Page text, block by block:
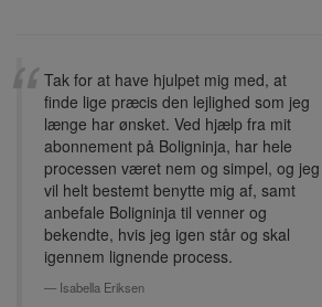
Tak for at have hjulpet mig med, at
finde lige præcis den lejlighed som jeg
længe har ønsket. Ved hjælp fra mit
abonnement på Boligninja, har hele
processen været nem og simpel, og jeg
vil helt bestemt benytte mig af, samt
anbefale Boligninja til venner og
bekendte, hvis jeg igen står og skal
igennem lignende process.
Isabella Eriksen